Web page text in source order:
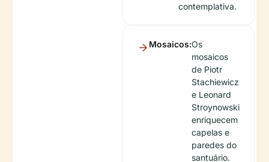
contemplativa.
Mosaicos:Os
mosaicos
de Piotr
Stachiewicz
e Leonard
Stroynowski
enriquecem
capelas e
paredes do
santuário.